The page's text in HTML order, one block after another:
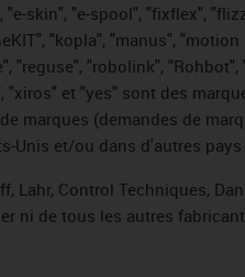
skin", "e-spool", "fixflex",
"kopla", "manus",
"reguse", "robolink", "Rohbot",
et "yes" sont des
marques (demandes de
Unis et/ou dans d'autres
Control Techniques,
ni de tous les autres